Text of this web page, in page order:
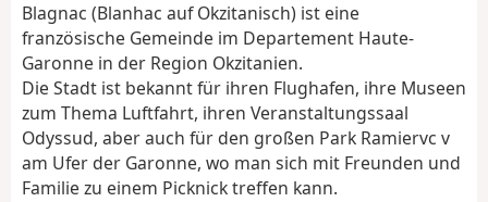
i
n
Blagnac (Blanhac auf Okzitanisch) ist eine
französische Gemeinde im Departement Haute-
Garonne in der Region Okzitanien.
Die Stadt ist bekannt für ihren Flughafen, ihre Museen
zum Thema Luftfahrt, ihren Veranstaltungssaal
Odyssud, aber auch für den großen Park Ramiervc v
am Ufer der Garonne, wo man sich mit Freunden und
Familie zu einem Picknick treffen kann.